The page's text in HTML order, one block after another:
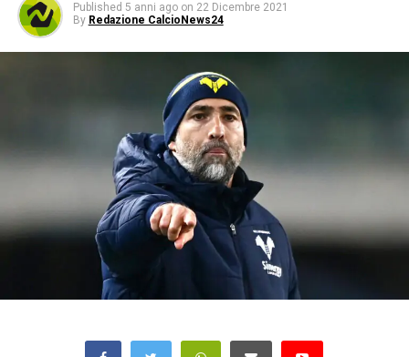
Published 5 anni ago on 22 Dicembre 2021
By Redazione CalcioNews24